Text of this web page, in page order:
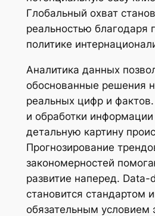
Глобальный охват
реальностью благодаря
политике
Аналитика данных
обоснованные решения
реальных цифр и
и обработки
детальную картину
Прогнозирование
закономерностей
развитие наперед. Data-
становится стандартом
обязательным условием